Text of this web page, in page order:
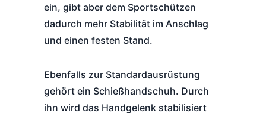
ein, gibt aber dem Sportschützen
dadurch mehr Stabilität im Anschlag
und einen festen Stand.
Ebenfalls zur Standardausrüstung
gehört ein Schießhandschuh. Durch
ihn wird das Handgelenk stabilisiert